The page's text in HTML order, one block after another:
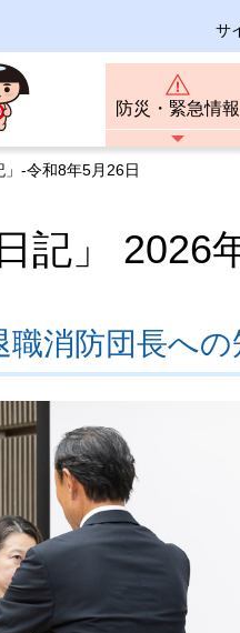
サ
防災・緊急情報
-令和8年5月26日
記」 2026
消防団長へ